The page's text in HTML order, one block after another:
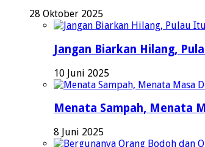
28 Oktober 2025
Jangan Biarkan Hilang,
10 Juni 2025
Menata Sampah, Menata
8 Juni 2025